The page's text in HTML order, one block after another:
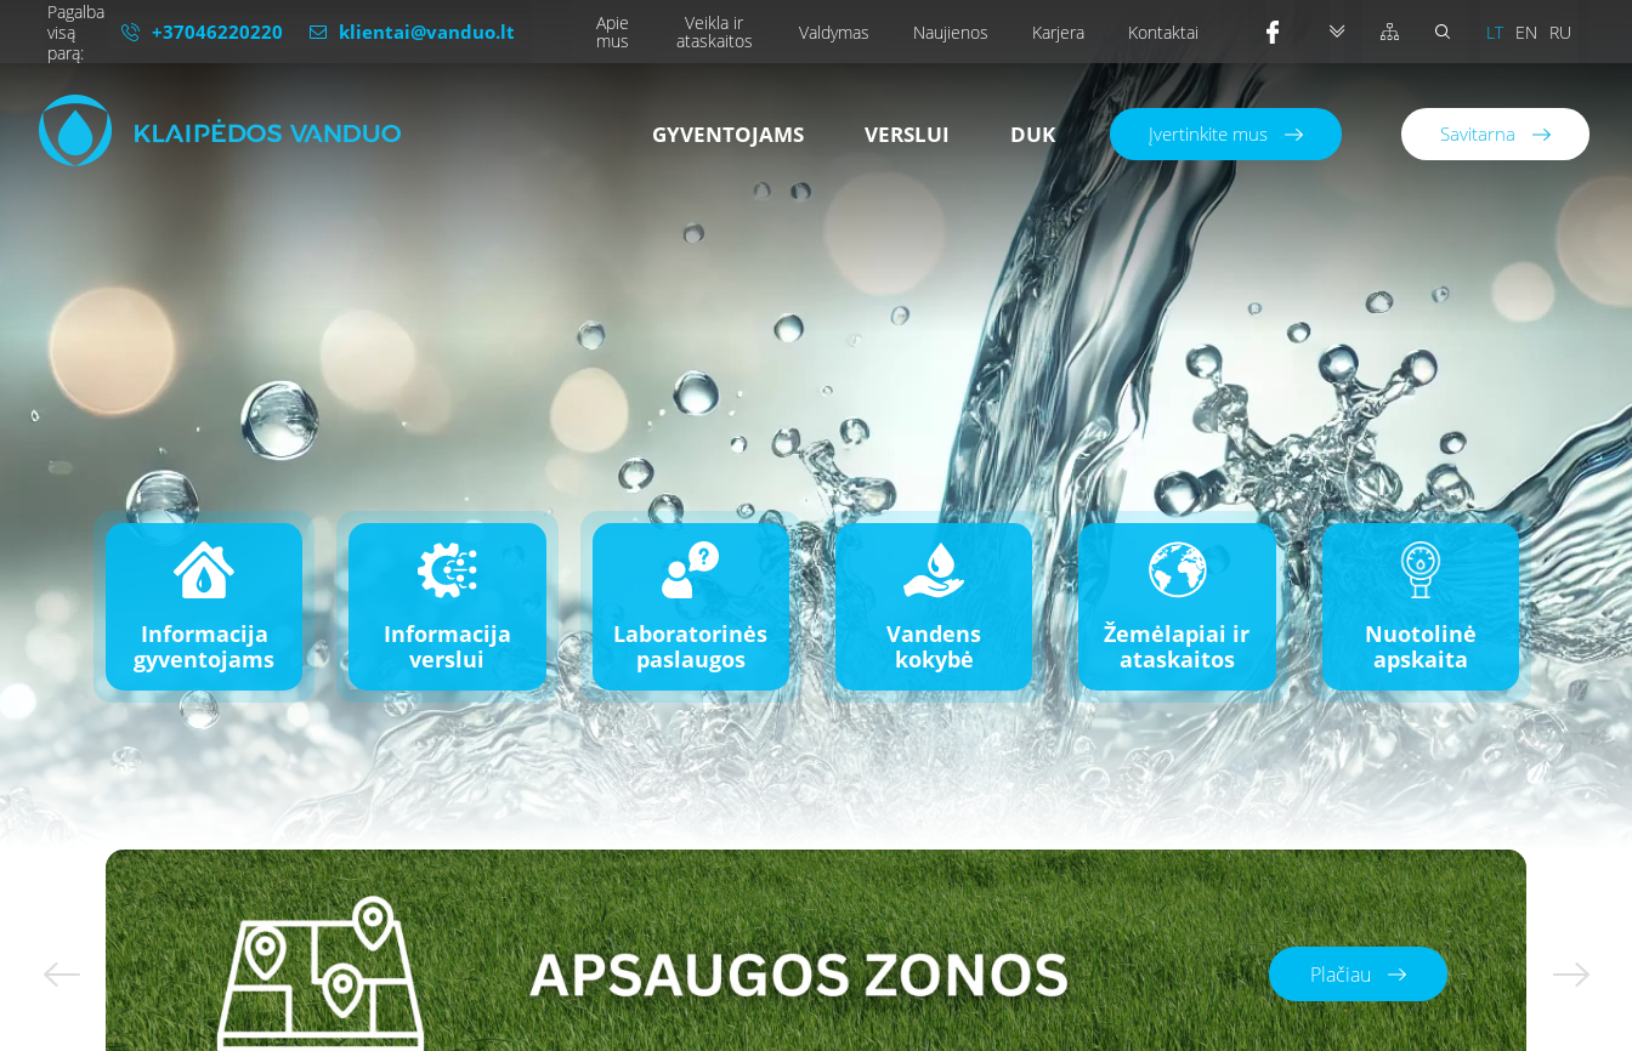
Pagalba
visą
parą:
+37046220220 klientai@vanduo.lt Apie
mus
Veikla ir
ataskaitos Valdymas Naujienos Karjera Kontaktai LT EN RU
GYVENTOJAMS VERSLUI DUK Įvertinkite mus Savitarna
Informacija
gyventojams
Informacija
verslui
Laboratorinės
paslaugos
Vandens
kokybė
Žemėlapiai ir
ataskaitos
Nuotolinė
apskaita
Plačiau